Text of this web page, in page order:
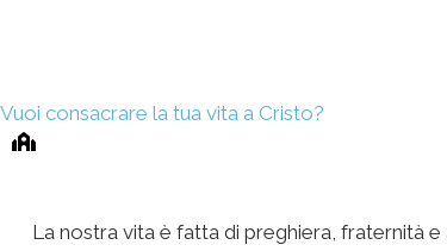
Vuoi consacrare la tua vita a Cristo?
La nostra vita è fatta di preghiera, fraternità